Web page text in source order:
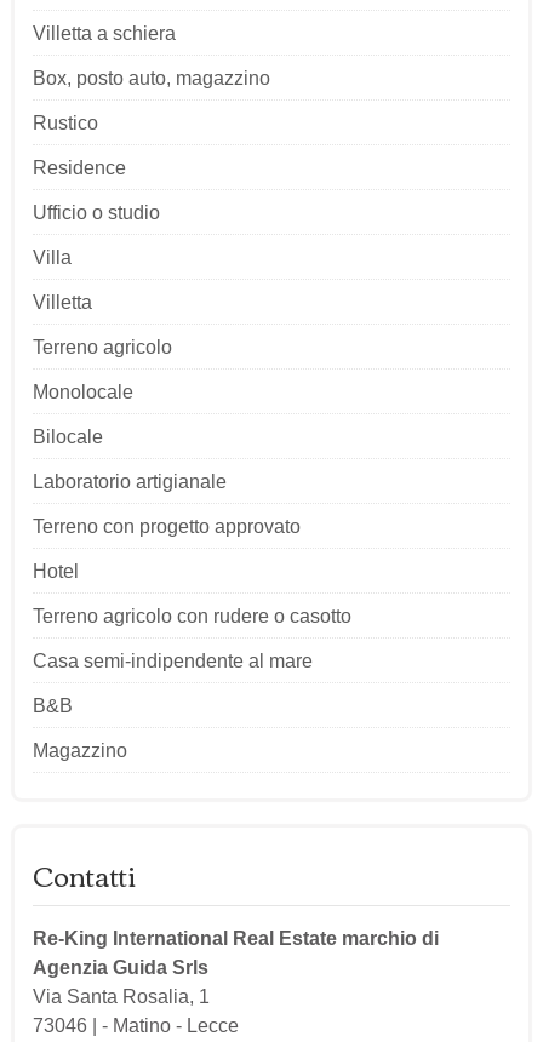
Villetta a schiera
Box, posto auto, magazzino
Rustico
Residence
Ufficio o studio
Villa
Villetta
Terreno agricolo
Monolocale
Bilocale
Laboratorio artigianale
Terreno con progetto approvato
Hotel
Terreno agricolo con rudere o casotto
Casa semi-indipendente al mare
B&B
Magazzino
Contatti
Re-King International Real Estate marchio di
Agenzia Guida Srls
Via Santa Rosalia, 1
73046 |
- Matino - Lecce